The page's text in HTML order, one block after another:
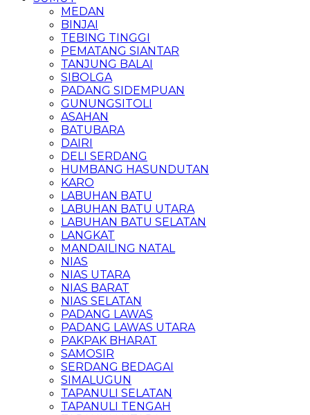
MEDAN
BINJAI
TEBING TINGGI
PEMATANG SIANTAR
TANJUNG BALAI
SIBOLGA
PADANG SIDEMPUAN
GUNUNGSITOLI
ASAHAN
BATUBARA
DAIRI
DELI SERDANG
HUMBANG HASUNDUTAN
KARO
LABUHAN BATU
LABUHAN BATU UTARA
LABUHAN BATU SELATAN
LANGKAT
MANDAILING NATAL
NIAS
NIAS UTARA
NIAS BARAT
NIAS SELATAN
PADANG LAWAS
PADANG LAWAS UTARA
PAKPAK BHARAT
SAMOSIR
SERDANG BEDAGAI
SIMALUGUN
TAPANULI SELATAN
TAPANULI TENGAH